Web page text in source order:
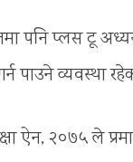
पनि प्लस टू
पाउने व्यवस्था
ऐन, २०७५ ले